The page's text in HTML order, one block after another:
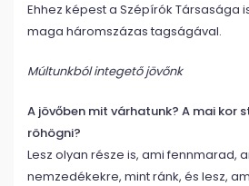
Ehhez képest a Szépírók Társasága
maga háromszázas tagságával.
Múltunkból integető jövőnk
A jövőben mit várhatunk? A mai kor
röhögni?
Lesz olyan része is, ami fennmarad,
nemzedékekre, mint ránk, és lesz,